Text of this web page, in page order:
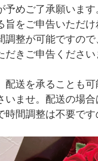
予めご了承願いま
旨をご申告いただ
調整が可能ですの
だきご申告ください
配送を承ることも
いませ。配送の場
時間調整は不要です